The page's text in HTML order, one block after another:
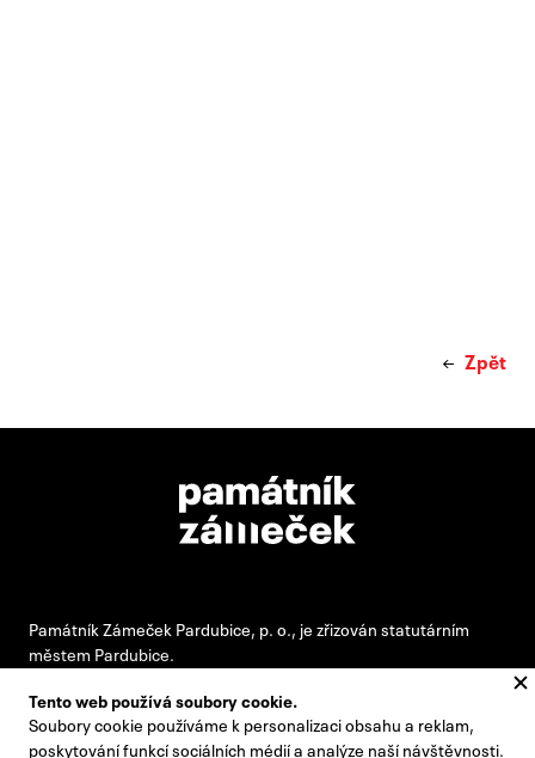
Zpět
Památník Zámeček Pardubice, p. o., je zřizován statutárním
městem Pardubice.
#pamatnikzamecek
Tento web používá soubory cookie.
Soubory cookie používáme k personalizaci obsahu a reklam,
poskytování funkcí sociálních médií a analýze naší návštěvnosti.